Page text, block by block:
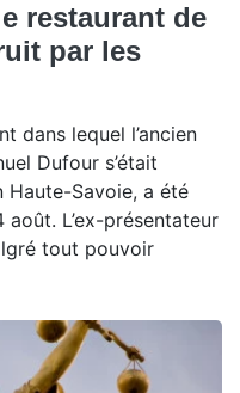
restaurant de
par les
dans lequel l’ancien
Dufour s’était
Haute-Savoie, a été
L’ex-présentateur
tout pouvoir